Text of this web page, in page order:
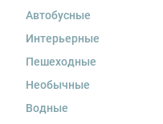
Автобусные
Интерьерные
Пешеходные
Необычные
Водные